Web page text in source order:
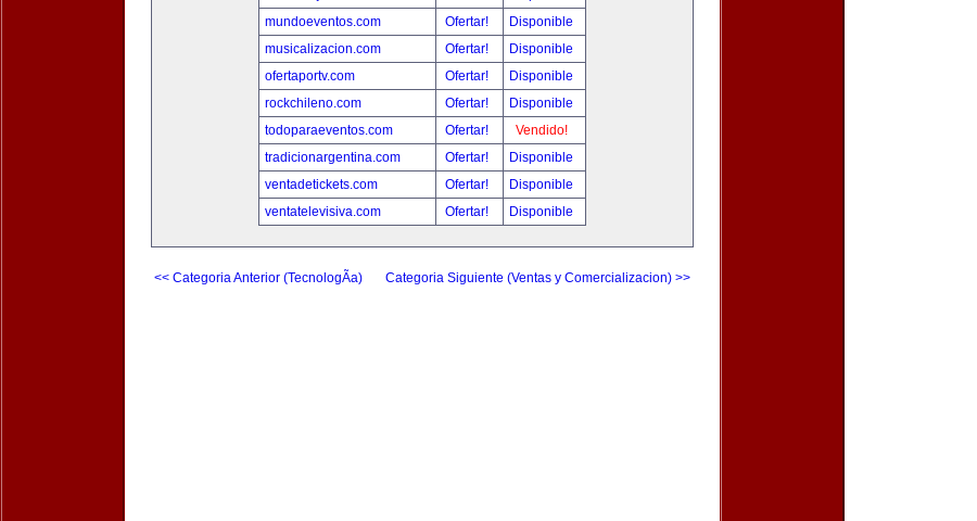
mundoeventos.com
Ofertar!
Disponible
musicalizacion.com
Ofertar!
Disponible
ofertaportv.com
Ofertar!
Disponible
rockchileno.com
Ofertar!
Disponible
todoparaeventos.com
Ofertar!
Vendido!
tradicionargentina.com
Ofertar!
Disponible
ventadetickets.com
Ofertar!
Disponible
ventatelevisiva.com
Ofertar! Disponible
<< Categoria Anterior (TecnologÃ­a) Categoria Siguiente (Ventas y Comercializacion) >>